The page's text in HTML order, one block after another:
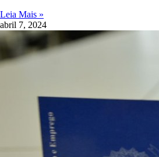
Leia Mais »
abril 7, 2024